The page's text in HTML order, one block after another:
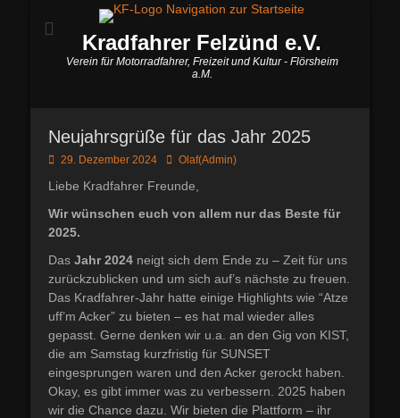
Kradfahrer Felzünd e.V.
Verein für Motorradfahrer, Freizeit und Kultur - Flörsheim
a.M.
Neujahrsgrüße für das Jahr 2025
Posted
29. Dezember 2024 AutorOlaf(Admin)
Liebe Kradfahrer Freunde,
Wir wünschen euch von allem nur das Beste für
2025.
Das Jahr 2024 neigt sich dem Ende zu – Zeit für uns
zurückzublicken und um sich auf’s nächste zu freuen.
Das Kradfahrer-Jahr hatte einige Highlights wie “Atze
uff’m Acker” zu bieten – es hat mal wieder alles
gepasst. Gerne denken wir u.a. an den Gig von KIST,
die am Samstag kurzfristig für SUNSET
eingesprungen waren und den Acker gerockt haben.
Okay, es gibt immer was zu verbessern. 2025 haben
wir die Chance dazu. Wir bieten die Plattform – ihr